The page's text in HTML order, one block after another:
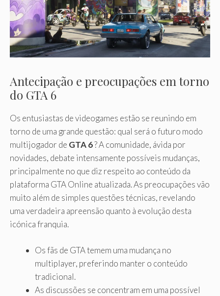
Antecipação e preocupações em torno
do GTA 6
Os entusiastas de videogames estão se reunindo em
torno de uma grande questão: qual será o futuro modo
multijogador de GTA 6? A comunidade, ávida por
novidades, debate intensamente possíveis mudanças,
principalmente no que diz respeito ao conteúdo da
plataforma GTA Online atualizada. As preocupações vão
muito além de simples questões técnicas, revelando
uma verdadeira apreensão quanto à evolução desta
icónica franquia.
Os fãs de GTA temem uma mudança no
multiplayer, preferindo manter o conteúdo
tradicional.
As discussões se concentram em uma possível